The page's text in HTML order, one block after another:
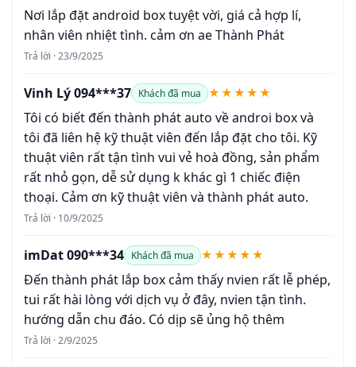
Nơi lắp đặt android box tuyệt vời, giá cả hợp lí,
nhân viên nhiệt tình. cảm ơn ae Thành Phát
Trả lời · 23/9/2025
Vinh Lý 094***37 Khách đã mua ★★★★★
Tôi có biết đến thành phát auto về androi box và
tôi đã liên hệ kỹ thuật viên đến lắp đặt cho tôi. Kỹ
thuật viên rất tận tình vui vẻ hoà đồng, sản phẩm
rất nhỏ gọn, dễ sử dụng k khác gì 1 chiếc điện
thoại. Cảm ơn kỹ thuật viên và thành phát auto.
Trả lời · 10/9/2025
imDat 090***34 Khách đã mua ★★★★★
Đến thành phát lắp box cảm thấy nvien rất lễ phép,
tui rất hài lòng với dịch vụ ở đây, nvien tận tình.
hướng dẫn chu đáo. Có dịp sẽ ủng hộ thêm
Trả lời · 2/9/2025